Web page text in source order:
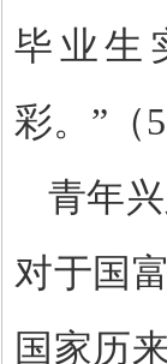
毕业生
彩。 ” （5
青年
对于国
国家历